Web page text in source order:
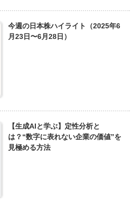
今週の日本株ハイライト（2025年6
月23日〜6月28日）
【生成AIと学ぶ】定性分析と
は？“数字に表れない企業の価値”を
見極める方法